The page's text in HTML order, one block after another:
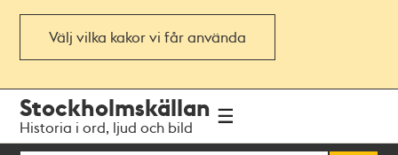
Välj vilka kakor vi får använda
navigationen
huvudinnehållet
Stockholmskällan
Historia i ord, ljud och bild